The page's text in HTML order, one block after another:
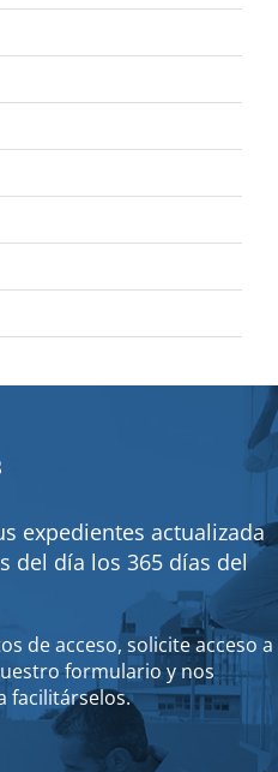
expedientes actualizada
del día los 365 días del
de acceso, solicite acceso a
formulario y nos
facilitárselos.